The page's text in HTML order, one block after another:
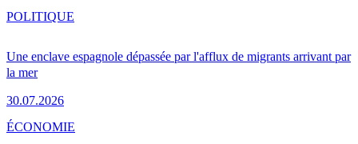
Une enclave espagnole dépassée par l'afflux de migrants arrivant par
la mer
30.07.2026
POLITIQUE
ÉCONOMIE